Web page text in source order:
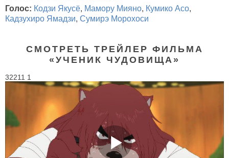
Голос: Кодзи Якусё, Мамору Мияно, Кумико Асо,
Кадзухиро Ямадзи, Сумирэ Морохоси
СМОТРЕТЬ ТРЕЙЛЕР ФИЛЬМА
«УЧЕНИК ЧУДОВИЩА»
32211 1